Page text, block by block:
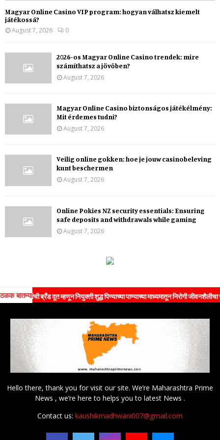
Magyar Online Casino VIP program: hogyan válhatsz kiemelt
játékossá?
August 7, 2026
0
2026-os Magyar Online Casino trendek: mire
számíthatsz a jövőben?
August 7, 2026
Magyar Online Casino biztonságos játékélmény:
Mit érdemes tudni?
August 7, 2026
Veilig online gokken: hoe je jouw casinobeleving
kunt beschermen
August 7, 2026
Online Pokies NZ security essentials: Ensuring
safe deposits and withdrawals while gaming
August 7, 2026
ठळक बातम्या
ब्रँड दूत म्हणून नियुक्ती शुद्ध पिण्याच्या पाण्याच्या माध्यमातून निरोगी जीवनशैलीचा संदेश
Hello there, thank you for visit our site. We’re Maharashtra Prime
News , we’re here to helps you to latest News .
Contact us: kaushikmadhwani007@gmail.com